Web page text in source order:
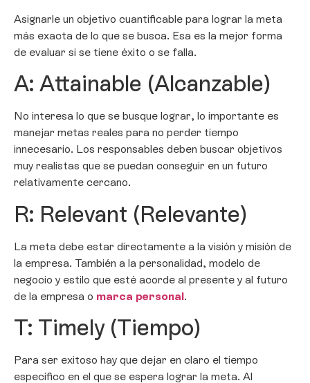
Asignarle un objetivo cuantificable para lograr la meta
más exacta de lo que se busca. Esa es la mejor forma
de evaluar si se tiene éxito o se falla.
A: Attainable (Alcanzable)
No interesa lo que se busque lograr, lo importante es
manejar metas reales para no perder tiempo
innecesario. Los responsables deben buscar objetivos
muy realistas que se puedan conseguir en un futuro
relativamente cercano.
R: Relevant (Relevante)
La meta debe estar directamente a la visión y misión de
la empresa. También a la personalidad, modelo de
negocio y estilo que esté acorde al presente y al futuro
de la empresa o marca personal.
T: Timely (Tiempo)
Para ser exitoso hay que dejar en claro el tiempo
específico en el que se espera lograr la meta. Al